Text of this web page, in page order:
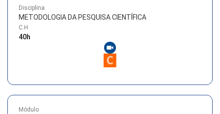
Disciplina
METODOLOGIA DA PESQUISA CIENTÍFICA
C.H
40h
Módulo